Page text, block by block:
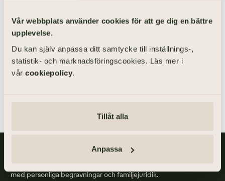
Vår webbplats använder cookies för att ge dig en bättre
upplevelse.
Du kan själv anpassa ditt samtycke till inställnings-,
statistik- och marknadsföringscookies. Läs mer i
vår cookiepolicy.
Tillåt alla
Anpassa
DIREKTNUMMER
031-355 40 42
E-POST
LADDA NER VCARD
Gillis Edman är en av Sveriges mest anlitade begravningsbyråer.
med personliga begravningar och familjejuridik.